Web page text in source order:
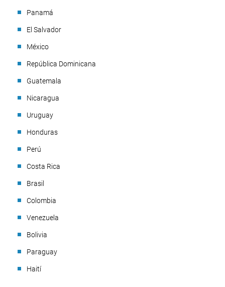
Panamá
El Salvador
México
República Dominicana
Guatemala
Nicaragua
Uruguay
Honduras
Perú
Costa Rica
Brasil
Colombia
Venezuela
Bolivia
Paraguay
Haití